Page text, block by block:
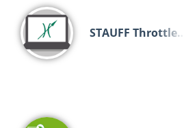
STAUFF Throttle…